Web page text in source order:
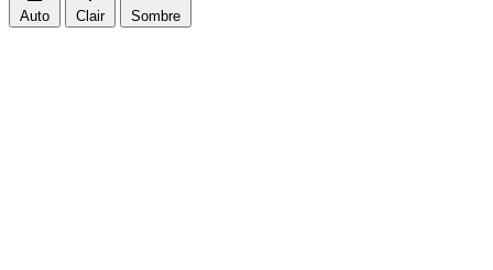
Auto Clair Sombre